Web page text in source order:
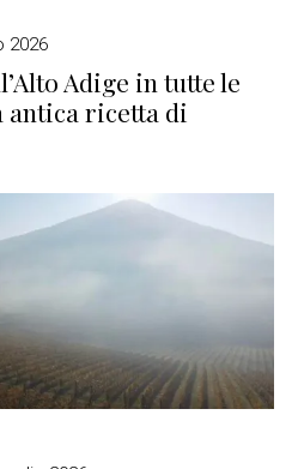
2026
Adige in tutte le
antica ricetta di